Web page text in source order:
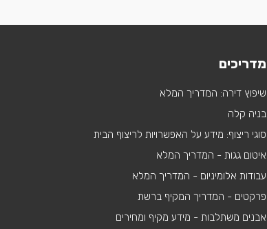
מדריכים
שיפוץ דירה: המדריך המלא
בניה קלה
סוגי ריצוף: מידע על האפשרויות לריצוף הבית
איטום גגות - המדריך המלא
עבודות אלומיניום - המדריך המלא
פרקטים - המדריך המקיף ברשת
אבנים משתלבות - מידע מקיף ומחירים